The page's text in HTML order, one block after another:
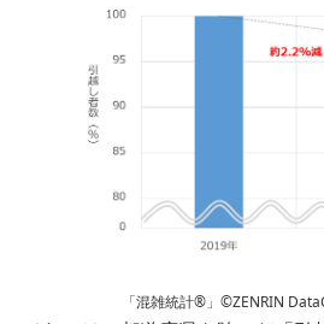
「混雑統計®」©ZENRIN